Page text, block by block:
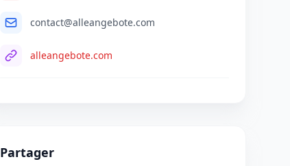
contact@alleangebote.com
alleangebote.com
Partager